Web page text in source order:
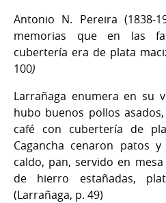
Antonio N. Pereira (1838-
memorias que en las
cubertería era de plata
100)
Larrañaga enumera en su
hubo buenos pollos
café con cubertería de
Cagancha cenaron patos
caldo, pan, servido en
de hierro estañadas,
(Larrañaga, p. 49)